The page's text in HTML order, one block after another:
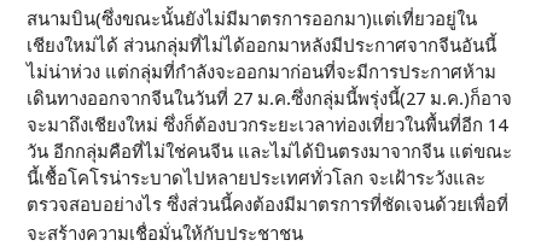
สนามบิน(ซึ่งขณะนั้นยังไม่มีมาตรการออกมา)แต่เที่ยวอยู่ใน
เชียงใหม่ได้ ส่วนกลุ่มที่ไม่ได้ออกมาหลังมีประกาศจากจีนอันนี้
ไม่น่าห่วง แต่กลุ่มที่กำลังจะออกมาก่อนที่จะมีการประกาศห้าม
เดินทางออกจากจีนในวันที่ 27 ม.ค.ซึ่งกลุ่มนี้พรุ่งนี้(27 ม.ค.)ก็อาจ
จะมาถึงเชียงใหม่ ซึ่งก็ต้องบวกระยะเวลาท่องเที่ยวในพื้นที่อีก 14
วัน อีกกลุ่มคือที่ไม่ใช่คนจีน และไม่ได้บินตรงมาจากจีน แต่ขณะ
นี้เชื้อโคโรน่าระบาดไปหลายประเทศทั่วโลก จะเฝ้าระวังและ
ตรวจสอบอย่างไร ซึ่งส่วนนี้คงต้องมีมาตรการที่ชัดเจนด้วยเพื่อที่
จะสร้างความเชื่อมั่นให้กับประชาชน